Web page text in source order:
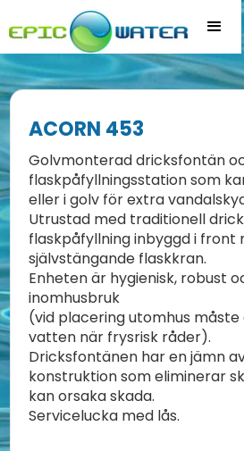
ACORN 453
Golvmonterad dricksfontän
flaskpåfyllningsstation som
eller i golv för extra
Utrustad med traditionell
flaskpåfyllning inbyggd i front
självstängande flaskkran.
Enheten är hygienisk, robust
inomhusbruk
(vid placering utomhus
vatten när frysrisk råder).
Dricksfontänen har en jämn
konstruktion som eliminerar
kan orsaka skada.
Servicelucka med lås.